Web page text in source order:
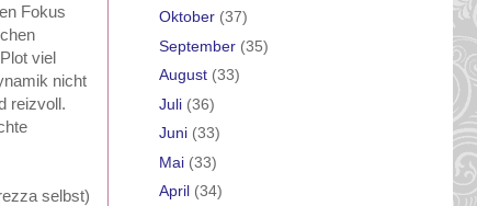
Fokus
viel
nicht
reizvoll.
selbst)
Oktober (37)
September (35)
August (33)
Juli (36)
Juni (33)
Mai (33)
April (34)